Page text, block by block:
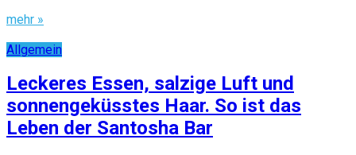
mehr »
Allgemein
Leckeres Essen, salzige Luft und
sonnengeküsstes Haar. So ist das
Leben der Santosha Bar